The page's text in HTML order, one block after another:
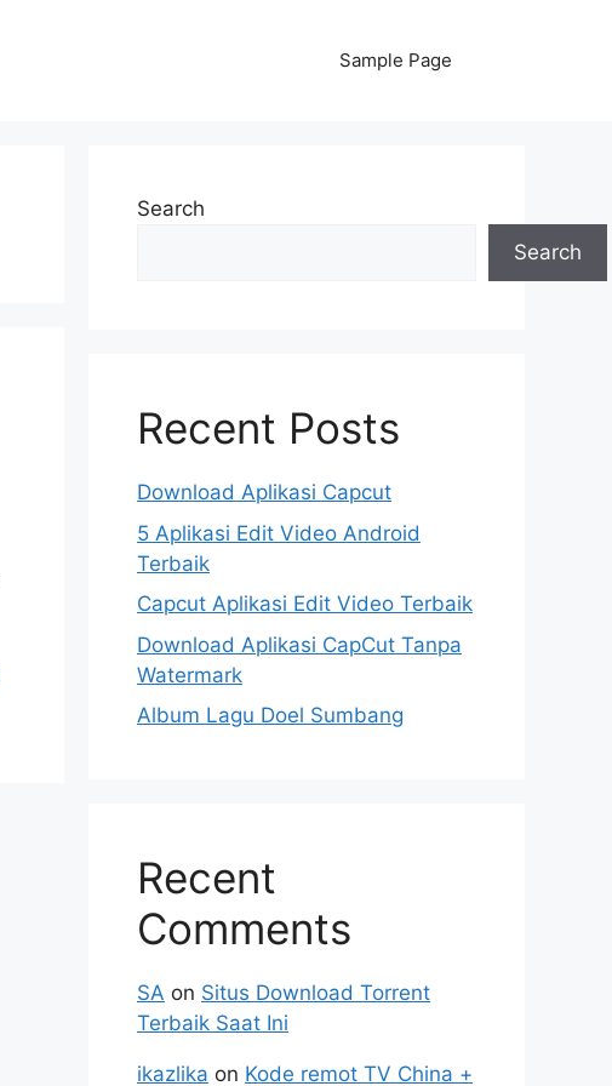
Sample Page
Search
Search
Recent Posts
Download Aplikasi Capcut
5 Aplikasi Edit Video Android
Terbaik
Capcut Aplikasi Edit Video Terbaik
Download Aplikasi CapCut Tanpa
Watermark
Album Lagu Doel Sumbang
Recent
Comments
SA on Situs Download Torrent
Terbaik Saat Ini
ikazlika on Kode remot TV China +